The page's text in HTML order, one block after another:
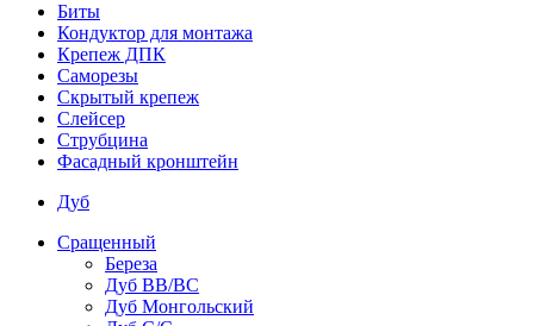
Биты
Кондуктор для монтажа
Крепеж ДПК
Саморезы
Скрытый крепеж
Слейсер
Струбцина
Фасадный кронштейн
Дуб
Сращенный
Береза
Дуб ВВ/ВС
Дуб Монгольский